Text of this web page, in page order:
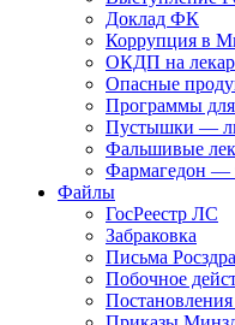
Доклад ФК
Коррупция в
ОКДП на
Опасные
Программы для
Пустышки —
Фальшивые
Фармагедон —
Файлы
ГосРеестр ЛС
Забраковка
Письма
Побочное